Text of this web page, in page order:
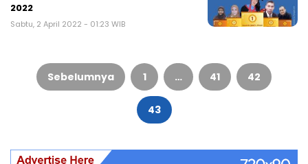
2022
Sabtu, 2 April 2022 - 01:23 WIB
Paginasi
posSebelumnya 1 … 41 42
43